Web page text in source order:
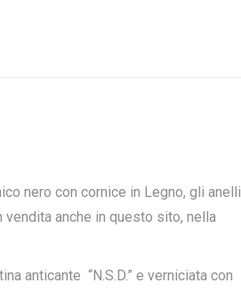
nero con cornice in Legno, gli anelli
anche in questo sito, nella
anticante “N.S.D.” e verniciata con